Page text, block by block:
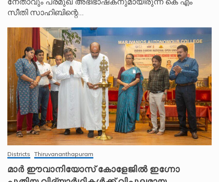
സീതി സാഹിബിന്റെ…
Districts Thiruvananthapuram
മാർ ഈവാനിയോസ് കോളേജിൽ ഇഗ്നോ